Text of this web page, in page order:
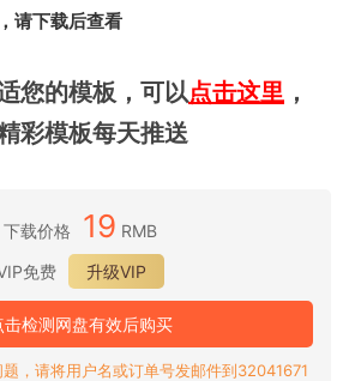
请下载后查看
您的模板，可以点击这里 ，
彩模板每天推送
下载价格 19 RMB
免费
升级VIP
击检测网盘有效后购买
，请将用户名或订单号发邮件到32041671